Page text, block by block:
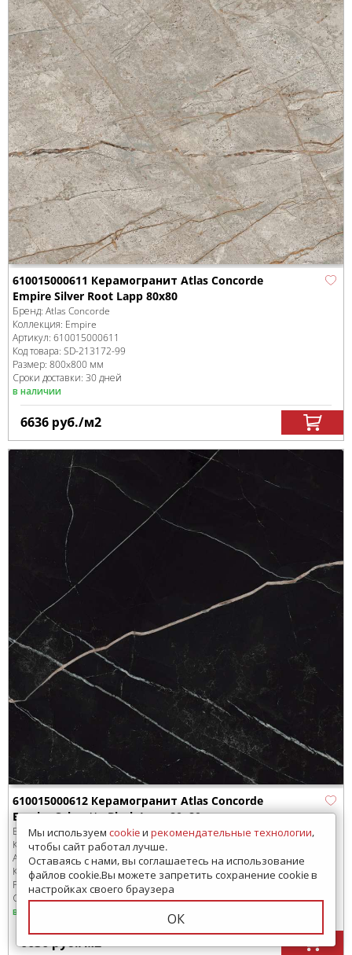
610015000611 Керамогранит Atlas Concorde
Empire Silver Root Lapp 80x80
Бренд: Atlas Concorde
Коллекция: Empire
Артикул: 610015000611
Код товара: SD-213172-99
Размер: 800x800 мм
Сроки доставки: 30 дней
в наличии
6636 руб./м2
610015000612 Керамогранит Atlas Concorde
Empire Calacatta Black Lapp 80x80
Бренд: Atlas Concorde
Коллекция:Empire
Артикул:610015000612
Код товара:SD-213173 -99
Размер:800x800 мм
Сроки доставки: 1-3 дня
в наличии
6636руб./м2
Мы используем cookieи рекомендательные технологии,
чтобы сайт работал лучше.
Оставаясь с нами, вы соглашаетесь на использование
файлов cookie.Вы можете запретить сохранение cookie в
настройках своего браузера
ОК